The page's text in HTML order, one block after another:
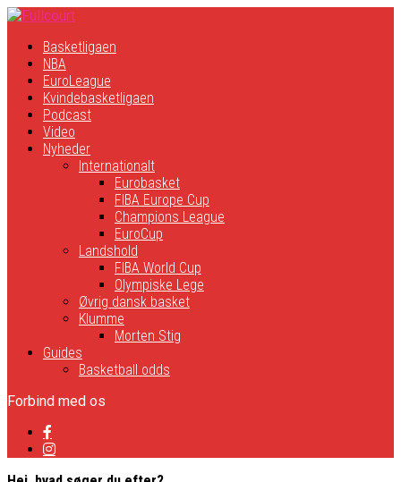
Basketligaen
NBA
EuroLeague
Kvindebasketligaen
Podcast
Video
Nyheder
Internationalt
Eurobasket
FIBA Europe Cup
Champions League
EuroCup
Landshold
FIBA World Cup
Olympiske Lege
Øvrig dansk basket
Klumme
Morten Stig
Guides
Basketball odds
Forbind med os